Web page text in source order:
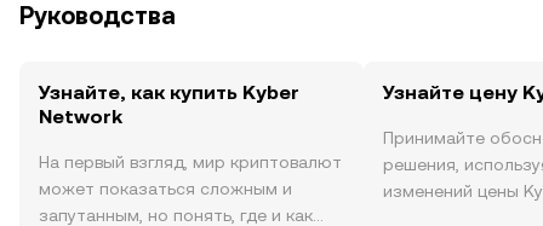
Руководства
Узнайте, как купить Kyber
Network
На первый взгляд, мир криптовалют
может показаться сложным и
запутанным, но понять, где и как
Узнайте цену
Принимайте
решения,
изменений цены